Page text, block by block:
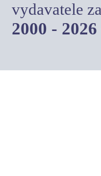
vydavatele
2000 -